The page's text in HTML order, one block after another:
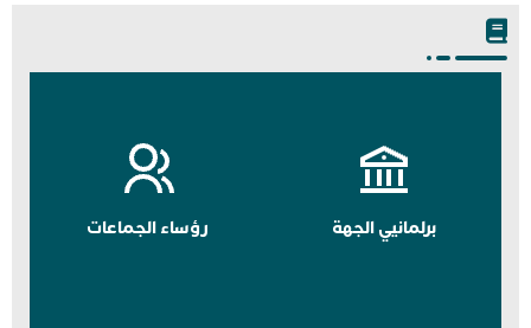
برلمانيي الجهة رؤساء الجماعات